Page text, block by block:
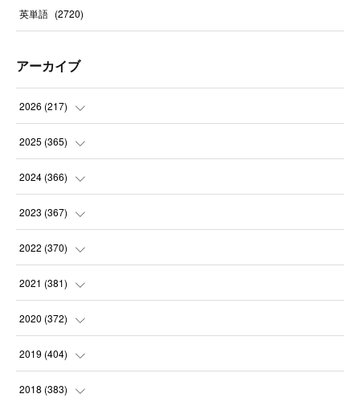
英単語 (2720)
アーカイブ
2026 (217)
(6)
(31
(30
(31
2025 (365)
(31
(30
(31
(30
2024 (366)
(32
(30
(31
(30
2023 (367)
(31
(31
(31
(30
2022 (370)
(31
(31
(31
(31
2021 (381)
(35
(37
(31
2020 (372)
(32
(32
2019 (404)
(35
2018 (383)